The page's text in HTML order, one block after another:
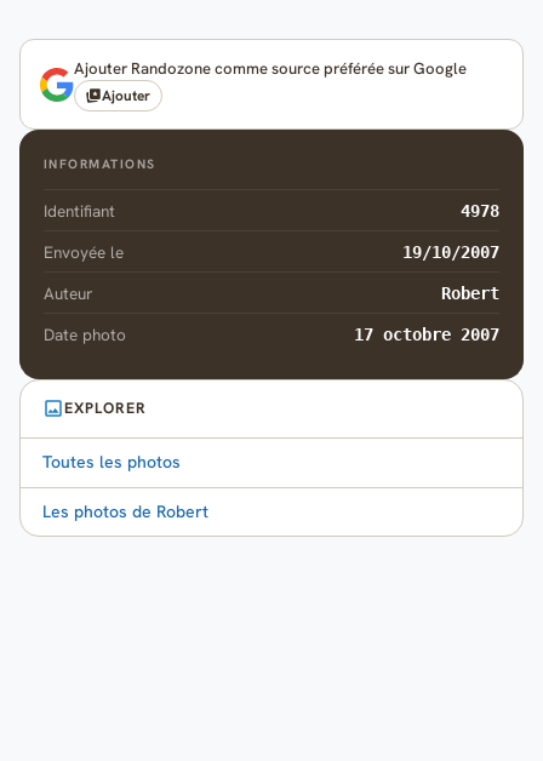
Ajouter Randozone comme source préférée sur Google
Ajouter
INFORMATIONS
Identifiant 4978
Envoyée le 19/10/2007
Auteur Robert
Date photo 17 octobre 2007
EXPLORER
Toutes les photos
Les photos de Robert